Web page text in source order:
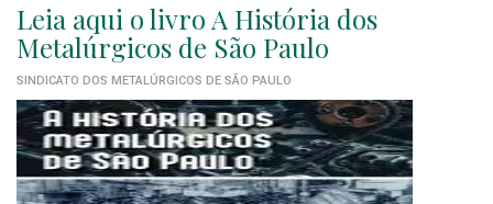
Leia aqui o livro A História dos
Metalúrgicos de São Paulo
SINDICATO DOS METALÚRGICOS DE SÃO PAULO